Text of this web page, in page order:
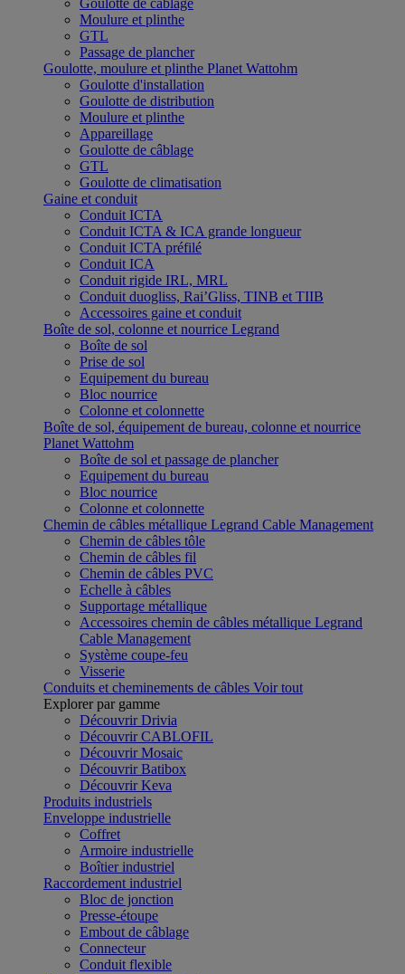
Goulotte de câblage
Moulure et plinthe
GTL
Passage de plancher
Goulotte, moulure et plinthe Planet Wattohm
Goulotte d'installation
Goulotte de distribution
Moulure et plinthe
Appareillage
Goulotte de câblage
GTL
Goulotte de climatisation
Gaine et conduit
Conduit ICTA
Conduit ICTA & ICA grande longueur
Conduit ICTA préfilé
Conduit ICA
Conduit rigide IRL, MRL
Conduit duogliss, Rai’Gliss, TINB et TIIB
Accessoires gaine et conduit
Boîte de sol, colonne et nourrice Legrand
Boîte de sol
Prise de sol
Equipement du bureau
Bloc nourrice
Colonne et colonnette
Boîte de sol, équipement de bureau, colonne et nourrice
Planet Wattohm
Boîte de sol et passage de plancher
Equipement du bureau
Bloc nourrice
Colonne et colonnette
Chemin de câbles métallique Legrand Cable Management
Chemin de câbles tôle
Chemin de câbles fil
Chemin de câbles PVC
Echelle à câbles
Supportage métallique
Accessoires chemin de câbles métallique Legrand
Cable Management
Système coupe-feu
Visserie
Conduits et cheminements de câbles Voir tout
Explorer par gamme
Découvrir Drivia
Découvrir CABLOFIL
Découvrir Mosaic
Découvrir Batibox
Découvrir Keva
Produits industriels
Enveloppe industrielle
Coffret
Armoire industrielle
Boîtier industriel
Raccordement industriel
Bloc de jonction
Presse-étoupe
Embout de câblage
Connecteur
Conduit flexible